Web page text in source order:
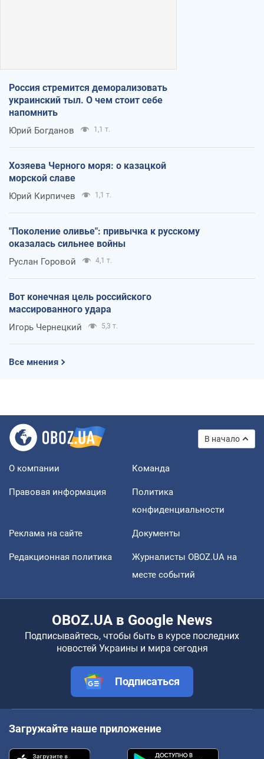
Россия стремится деморализовать
украинский тыл. О чем стоит себе
напомнить
Юрий Богданов 1,1 т.
Хозяева Черного моря: о казацкой
морской славе
Юрий Кирпичев 1,1 т.
"Поколение оливье": привычка к русскому
оказалась сильнее войны
Руслан Горовой 4,1 т.
Вот конечная цель российского
массированного удара
Игорь Чернецкий 5,3 т.
Все мнения
В начало
О компании Команда
Правовая информация
Политика
конфиденциальности
Реклама на сайте Документы
Редакционная политика
Журналисты OBOZ.UA на
месте событий
OBOZ.UA в Google News
Подписывайтесь, чтобы быть в курсе последних
новостей Украины и мира сегодня
Подписаться
Загружайте наше приложение